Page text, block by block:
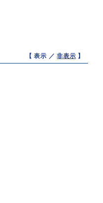
【 表示 ／非表示 】